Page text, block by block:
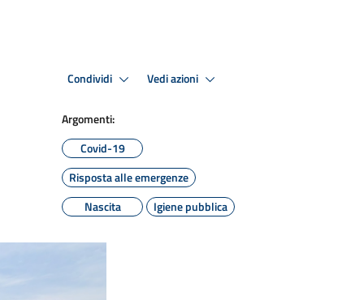
Condividi Vedi azioni
Argomenti:
Covid-19
Risposta alle emergenze
Nascita
Igiene pubblica